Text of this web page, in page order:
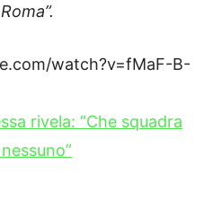
watch?v=fMaF-B-
rivela: “Che squadra